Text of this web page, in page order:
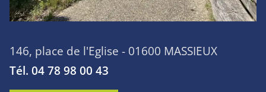
146, place de l'Eglise - 01600 MASSIEUX
Tél. 04 78 98 00 43